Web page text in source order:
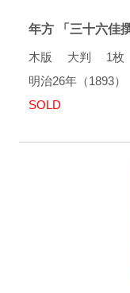
年方 「三十六佳
木版 大判 1枚
明治26年（1893）
SOLD